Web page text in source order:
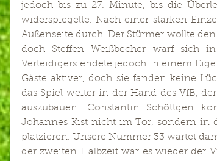
jedoch bis zu 27. Minute, bis die
widerspiegelte. Nach einer starken
Außenseite durch. Der Stürmer wollte
doch Steffen Weißbecher warf sich
Verteidigers endete jedoch in einem
Gäste aktiver, doch sie fanden keine
das Spiel weiter in der Hand des VfB,
auszubauen. Constantin Schöttgen
Johannes Kist nicht im Tor, sondern in
platzieren. Unsere Nummer 33 wartet
der zweiten Halbzeit war es wieder der